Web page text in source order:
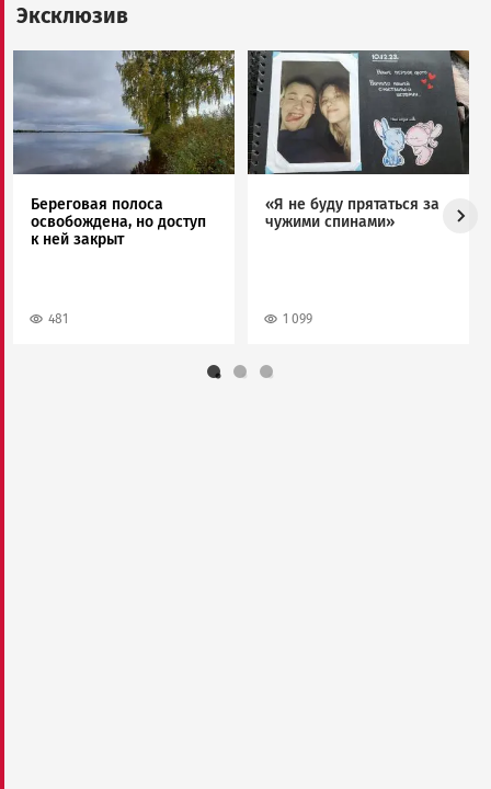
Эксклюзив
Береговая полоса
освобождена, но доступ
к ней закрыт
481
Image
«Я не буду прятаться за
чужими спинами»
1 099